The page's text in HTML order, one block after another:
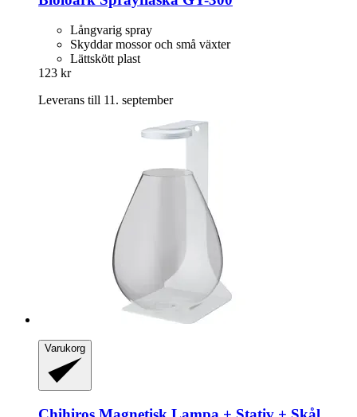
Långvarig spray
Skyddar mossor och små växter
Lättskött plast
123 kr
Leverans till 11. september
Varukorg